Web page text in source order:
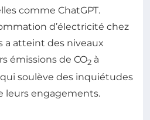
comme ChatGPT.
d’électricité chez
a atteint des niveaux
émissions de CO2 à
soulève des inquiétudes
leurs engagements.